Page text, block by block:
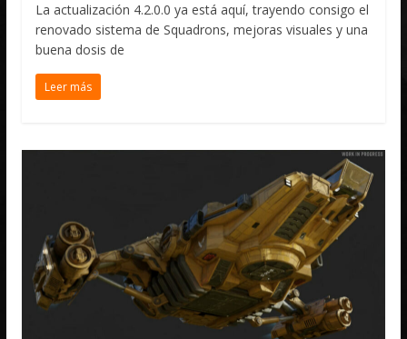
La actualización 4.2.0.0 ya está aquí, trayendo consigo el
renovado sistema de Squadrons, mejoras visuales y una
buena dosis de
Leer más